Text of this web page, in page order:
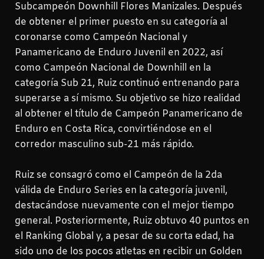
Subcampeón Downhill Flores Manizales. Después
de obtener el primer puesto en su categoría al
coronarse como Campeón Nacional y
Panamericano de Enduro Juvenil en 2022, así
como Campeón Nacional de Downhill en la
categoría Sub 21, Ruiz continuó entrenando para
superarse a sí mismo. Su objetivo se hizo realidad
al obtener el título de Campeón Panamericano de
Enduro en Costa Rica, convirtiéndose en el
corredor masculino sub-21 más rápido.
Ruiz se consagró como el Campeón de la 2da
válida de Enduro Series en la categoría juvenil,
destacándose nuevamente con el mejor tiempo
general. Posteriormente, Ruiz obtuvo 40 puntos en
el Ranking Global y, a pesar de su corta edad, ha
sido uno de los pocos atletas en recibir un Golden